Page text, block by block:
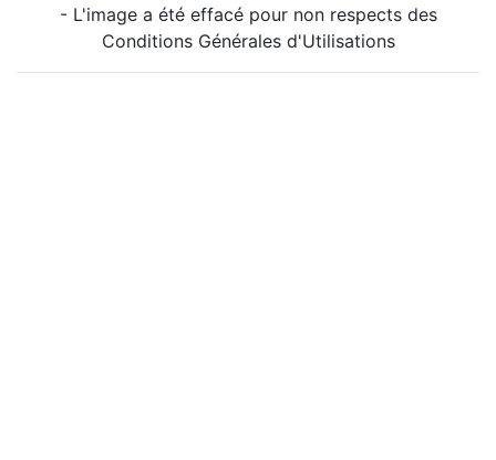
- L'image a été effacé pour non respects des
Conditions Générales d'Utilisations